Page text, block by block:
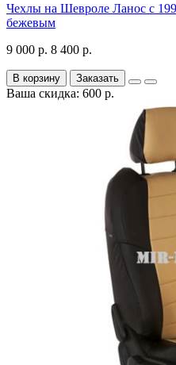
Чехлы на Шевроле Ланос с
бежевым
9 000 р. 8 400 р.
В корзину Заказать
Ваша скидка: 600 р.